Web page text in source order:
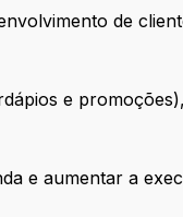
de
e
e aumentar a